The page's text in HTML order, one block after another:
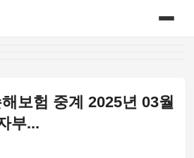
보험 중계 2025년 03월
부...